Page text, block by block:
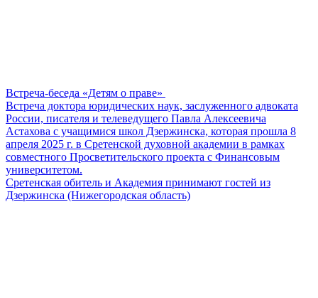
Встреча-беседа «Детям о праве»
Встреча доктора юридических наук, заслуженного адвоката
России, писателя и телеведущего Павла Алексеевича
Астахова с учащимися школ Дзержинска, которая прошла 8
апреля 2025 г. в Сретенской духовной академии в рамках
совместного Просветительского проекта с Финансовым
университетом.
Сретенская обитель и Академия принимают гостей из
Дзержинска (Нижегородская область)